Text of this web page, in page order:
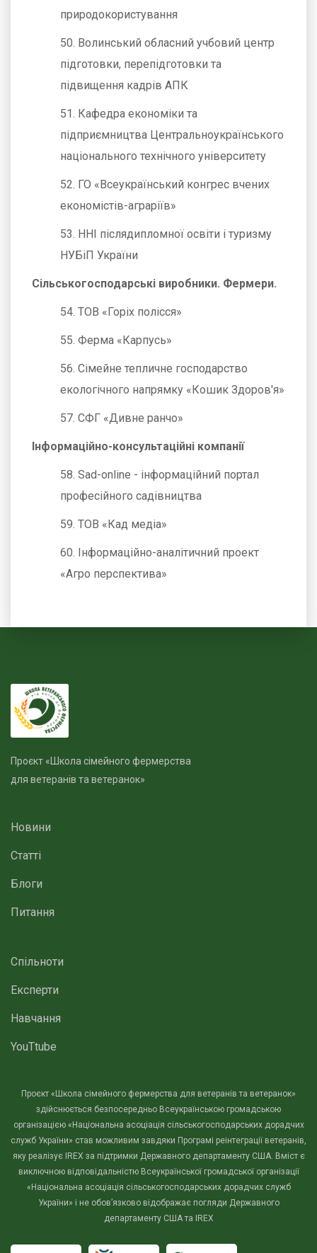
природокористування
50. Волинський обласний учбовий центр
підготовки, перепідготовки та
підвищення кадрів АПК
51. Кафедра економіки та
підприємництва Центральноукраїнського
національного технічного університету
52. ГО «Всеукраїнський конгрес вчених
економістів-аграріїв»
53. ННІ післядипломної освіти і туризму
НУБіП України
Сільськогосподарські виробники. Фермери.
54. ТОВ «Горіх полісся»
55. Ферма «Карпусь»
56. Сімейне тепличне господарство
екологічного напрямку «Кошик Здоров'я»
57. СФГ «Дивне ранчо»
Інформаційно-консультаційні компанії
58. Sad-online - інформаційний портал
професійного садівництва
59. ТОВ «Кад медіа»
60. Інформаційно-аналітичний проект
«Агро перспектива»
Проєкт «Школа сімейного фермерства
для ветеранів та ветеранок»
Новини
Статті
Блоги
Питання
Спільноти
Експерти
Навчання
YouTtube
Проєкт «Школа сімейного фермерства для ветеранів та ветеранок»
здійснюється безпосередньо Всеукраїнською громадською
організацією «Національна асоціація сільськогосподарських дорадчих
служб України» став можливим завдяки Програмі реінтеграції ветеранів,
яку реалізує IREX за підтримки Державного департаменту США. Вміст є
виключною відповідальністю Всеукраїнської громадської організації
«Національна асоціація сільськогосподарських дорадчих служб
України» і не обов’язково відображає погляди Державного
департаменту США та IREX